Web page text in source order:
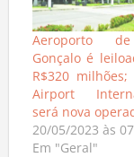
Aeroporto
Gonçalo é
R$320
Airport
será nova
20/05/2023 às
Em "Geral"